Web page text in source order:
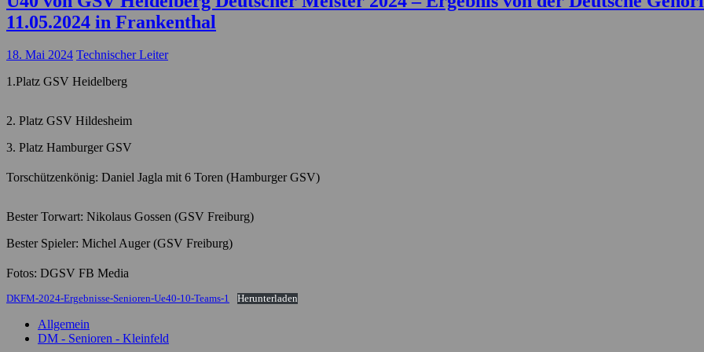
11.05.2024 in Frankenthal
18. Mai 2024 Technischer Leiter
1.Platz GSV Heidelberg
2. Platz GSV Hildesheim
3. Platz Hamburger GSV
Torschützenkönig: Daniel Jagla mit 6 Toren (Hamburger GSV)
Bester Torwart: Nikolaus Gossen (GSV Freiburg)
Bester Spieler: Michel Auger (GSV Freiburg)
Fotos: DGSV FB Media
DKFM-2024-Ergebnisse-Senioren-Ue40-10-Teams-1 Herunterladen
Allgemein
DM - Senioren - Kleinfeld